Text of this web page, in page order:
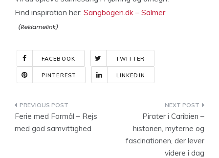
Find inspiration her: Sangbogen.dk – Salmer
FACEBOOK TWITTER
PINTEREST LINKEDIN
Indlægsnavigation
Ferie med Formål – Rejs
med god samvittighed
Pirater i Caribien –
historien, myterne og
fascinationen, der lever
videre i dag